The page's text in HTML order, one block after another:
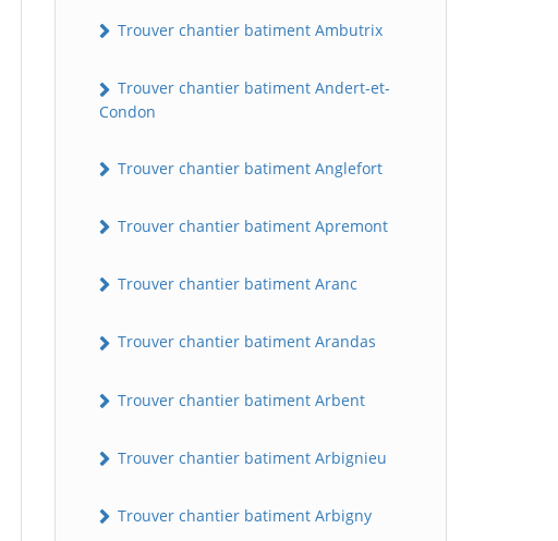
Trouver chantier batiment Ambutrix
Trouver chantier batiment Andert-et-
Condon
Trouver chantier batiment Anglefort
Trouver chantier batiment Apremont
Trouver chantier batiment Aranc
Trouver chantier batiment Arandas
Trouver chantier batiment Arbent
Trouver chantier batiment Arbignieu
Trouver chantier batiment Arbigny